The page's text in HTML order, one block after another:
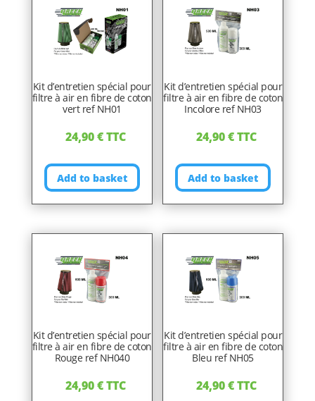
Kit d’entretien spécial pour
filtre à air en fibre de coton
vert ref NH01
24,90€TTC
Add to basket
Kit d’entretien spécial pour
filtre à air en fibre de coton
Incolore ref NH03
24,90€TTC
Add to basket
Kit d’entretien spécial pour
filtre à air en fibre de coton
Rouge ref NH040
24,90€TTC
Kit d’entretien spécial pour
filtre à air en fibre de coton
Bleu ref NH05
24,90€TTC